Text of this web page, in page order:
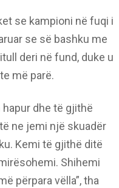
se kampioni në fuqi i
se së bashku me
deri në fund, duke u
më parë.
dhe të gjithë
ne jemi një skuadër
Kemi të gjithë ditë
Shihemi
përpara vëlla”, tha